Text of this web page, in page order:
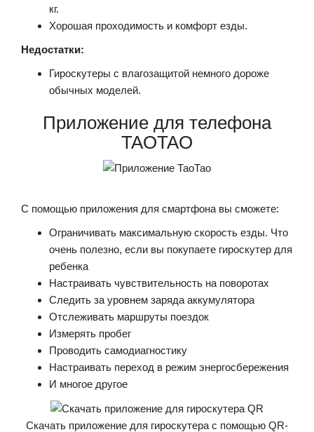
кг.
Хорошая проходимость и комфорт езды.
Недостатки:
Гироскутеры с влагозащитой немного дороже
обычных моделей.
Приложение для телефона
TAOTAO
С помощью приложения для смартфона вы сможете:
Ограничивать максимальную скорость езды. Что
очень полезно, если вы покупаете гироскутер для
ребенка
Настраивать чувствительность на поворотах
Следить за уровнем заряда аккумулятора
Отслеживать маршруты поездок
Измерять пробег
Проводить самодиагностику
Настраивать переход в режим энергосбережения
И многое другое
Скачать приложение для гироскутера с помощью QR-